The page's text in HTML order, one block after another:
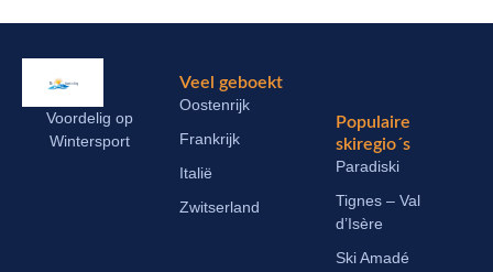
Voordelig op
Wintersport
Veel geboekt
Oostenrijk
Frankrijk
Italië
Zwitserland
Populaire
skiregio´s
Paradiski
Tignes – Val
d’Isère
Ski Amadé